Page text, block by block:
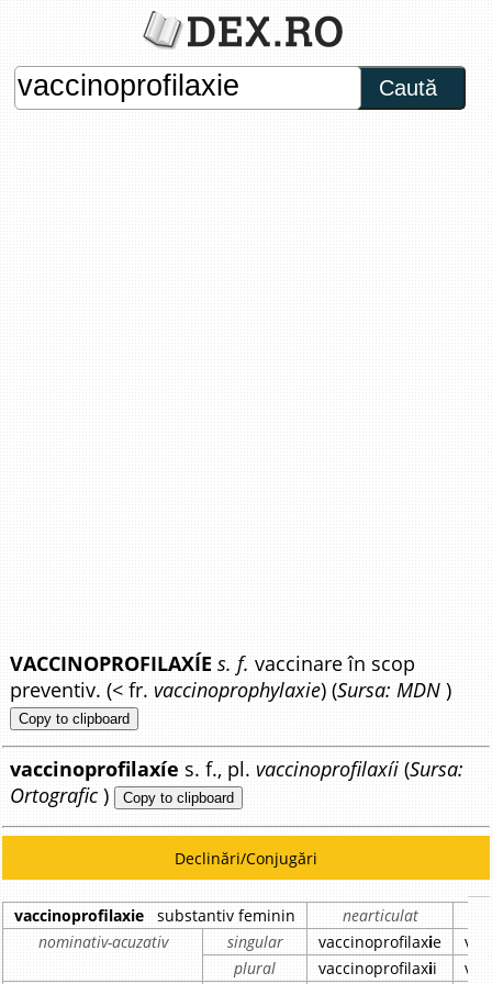
Caută
VACCINOPROFILAXÍE s. f. vaccinare în scop
preventiv. (< fr. vaccinoprophylaxie) (Sursa: MDN )
Copy to clipboard
vaccinoprofilaxíes. f., pl. vaccinoprofilaxíi (Sursa:
Ortografic ) Copy to clipboard
Declinări/Conjugări
vaccinoprofilaxie substantiv feminin
nearticulat
nominativ-acuzativ
singular vaccinoprofilaxie
plural
vaccinoprofilaxii